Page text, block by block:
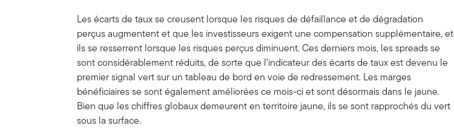
Les écarts de taux se creusent lorsque les risques de défaillance et de dégradation
perçus augmentent et que les investisseurs exigent une compensation supplémentaire, et
ils se resserrent lorsque les risques perçus diminuent. Ces derniers mois, les spreads se
sont considérablement réduits, de sorte que l'indicateur des écarts de taux est devenu le
premier signal vert sur un tableau de bord en voie de redressement. Les marges
bénéficiaires se sont également améliorées ce mois-ci et sont désormais dans le jaune.
Bien que les chiffres globaux demeurent en territoire jaune, ils se sont rapprochés du vert
sous la surface.